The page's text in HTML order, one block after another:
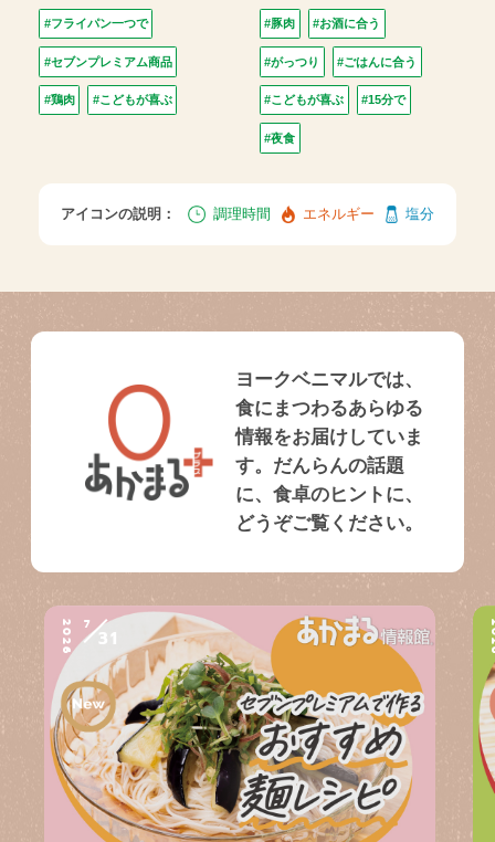
#フライパン一つで
#セブンプレミアム商品
#鶏肉 #こどもが喜ぶ
#豚肉 #お酒に合う
#がっつり #ごはんに合う
#こどもが喜ぶ #15分で
#夜食
アイコンの説明： 調理時間 エネルギー 塩分
ヨークベニマルでは、
食にまつわるあらゆる
情報をお届けしていま
す。だんらんの話題
に、食卓のヒントに、
どうぞご覧ください。
2026 7
31